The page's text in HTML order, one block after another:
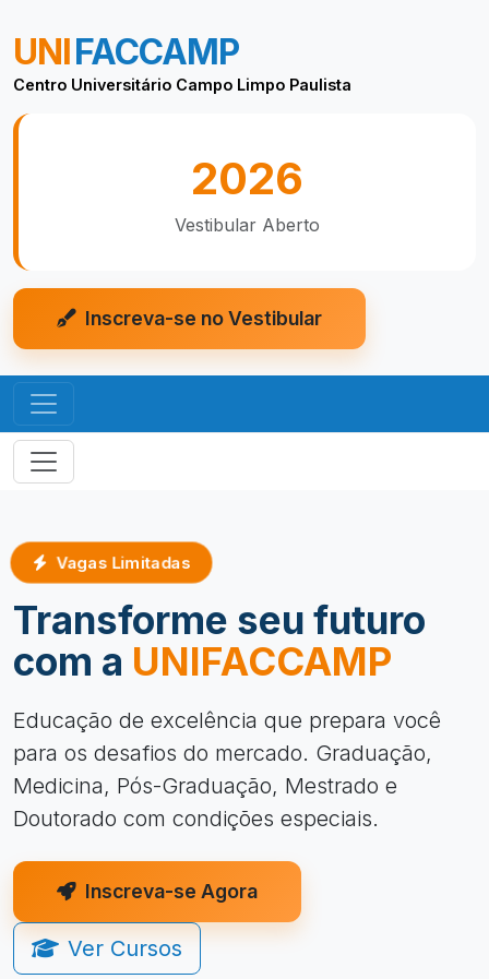
UNIFACCAMP
Centro Universitário Campo Limpo Paulista
2026
Vestibular Aberto
Inscreva-se no Vestibular
Vagas Limitadas
Transforme seu futuro
com a UNIFACCAMP
Educação de excelência que prepara você
para os desafios do mercado. Graduação,
Medicina, Pós-Graduação, Mestrado e
Doutorado com condições especiais.
Inscreva-se Agora
Ver Cursos